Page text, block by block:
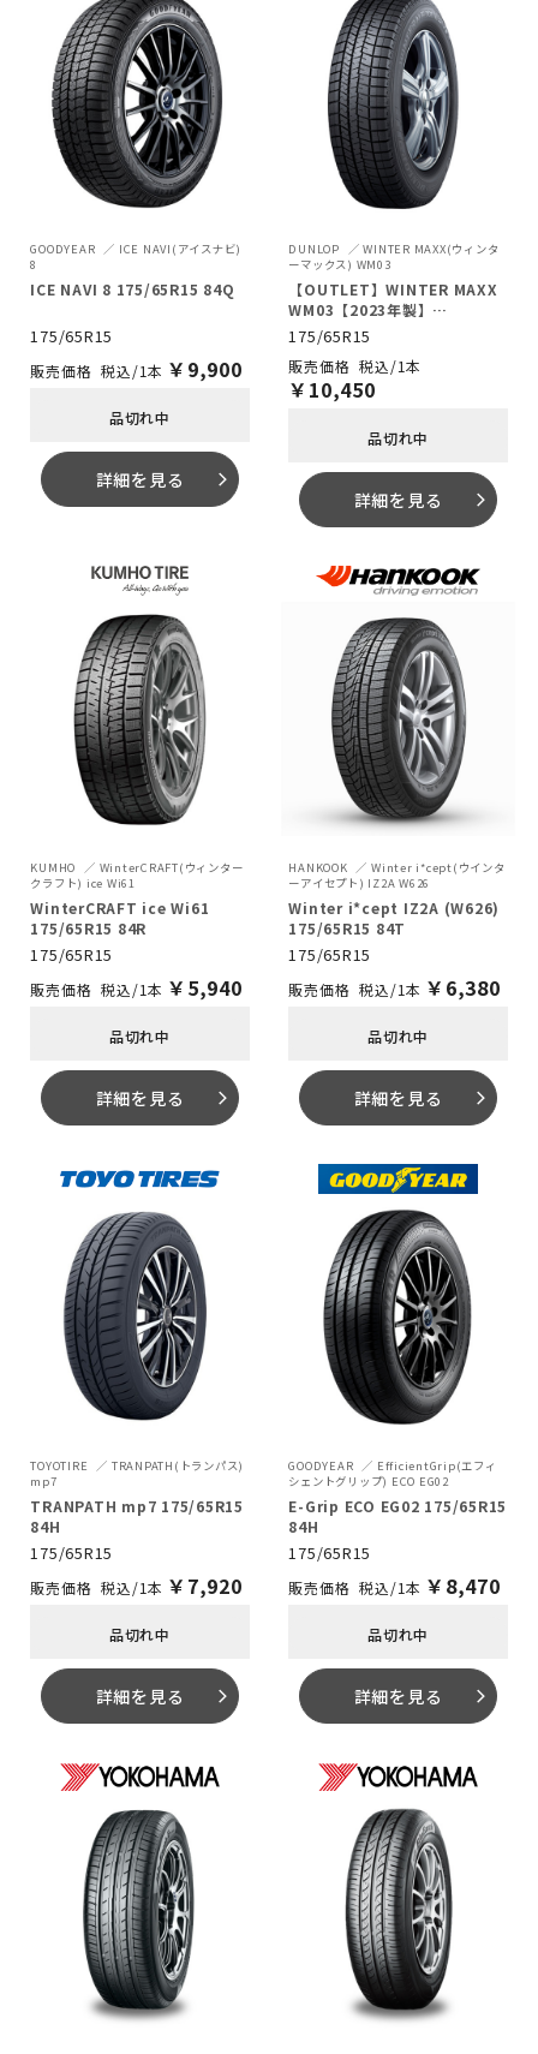
GOODYEAR
ICE NAVI(アイスナビ)
8
ICE NAVI 8 175/65R15 84Q
175/65R15
税込/1本 ￥ 9,900
品切れ中
詳細を見る arrow_forward_ios
DUNLOP
WINTER MAXX(ウィンタ
ーマックス) WM03
【OUTLET】WINTER MAXX
WM03【2023年製】
175/65R15 84Q
175/65R15
税込/1本
￥ 10,450
品切れ中
詳細を見る arrow_forward_ios
KUMHO
WinterCRAFT(ウィンター
クラフト) ice Wi61
WinterCRAFT ice Wi61
175/65R15 84R
175/65R15
税込/1本 ￥ 5,940
品切れ中
詳細を見る arrow_forward_ios
HANKOOK
Winter i*cept(ウインタ
ーアイセプト) IZ2A W626
Winter i*cept IZ2A (W626)
175/65R15 84T
175/65R15
税込/1本 ￥ 6,380
品切れ中
詳細を見る arrow_forward_ios
TOYOTIRE
TRANPATH(トランパス)
mp7
TRANPATH mp7 175/65R15
84H
175/65R15
税込/1本 ￥ 7,920
品切れ中
詳細を見る arrow_forward_ios
GOODYEAR
EfficientGrip(エフィ
シェントグリップ) ECO EG02
E-Grip ECO EG02 175/65R15
84H
175/65R15
税込/1本 ￥ 8,470
品切れ中
詳細を見る arrow_forward_ios